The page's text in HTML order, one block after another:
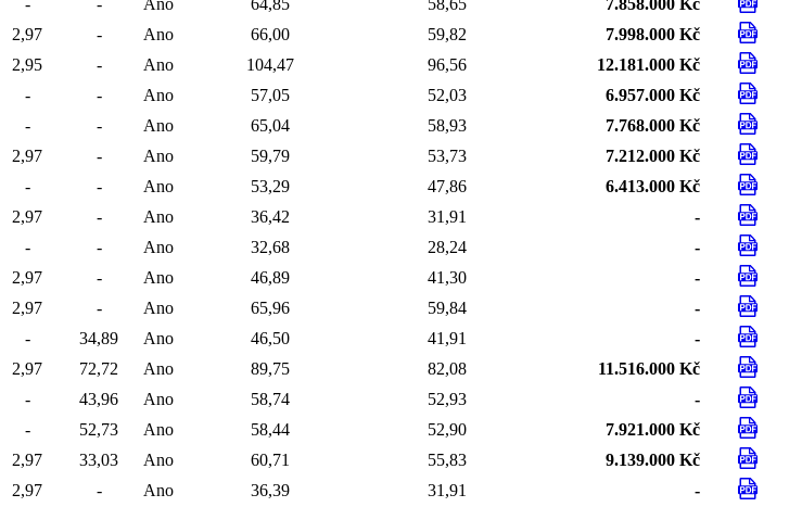
2,97 - Ano 66,00 59,82
7.998.000 Kč
2,95 - Ano 104,47 96,56
12.181.000 Kč
- - Ano 57,05 52,03
6.957.000 Kč
- - Ano 65,04 58,93
7.768.000 Kč
2,97 - Ano 59,79 53,73
7.212.000 Kč
- - Ano 53,29 47,86
6.413.000 Kč
2,97 - Ano 36,42 31,91
-
- - Ano 32,68 28,24
-
2,97 - Ano 46,89 41,30
-
2,97 - Ano 65,96 59,84
-
- 34,89 Ano 46,50 41,91
-
2,97 72,72 Ano 89,75 82,08
11.516.000 Kč
- 43,96 Ano 58,74 52,93
-
- 52,73 Ano 58,44 52,90
7.921.000 Kč
2,97 33,03 Ano 60,71 55,83
9.139.000 Kč
2,97 - Ano 36,39 31,91
-